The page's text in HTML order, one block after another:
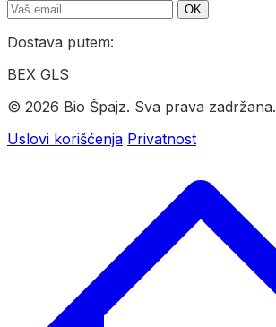
OK
Dostava putem:
BEX GLS
© 2026 Bio Špajz. Sva prava zadržana.
Uslovi korišćenja Privatnost